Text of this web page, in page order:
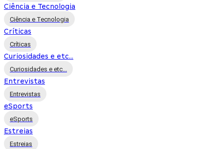
Ciência e Tecnologia
Ciência e Tecnologia
Críticas
Críticas
Curiosidades e etc...
Curiosidades e etc...
Entrevistas
Entrevistas
eSports
eSports
Estreias
Estreias